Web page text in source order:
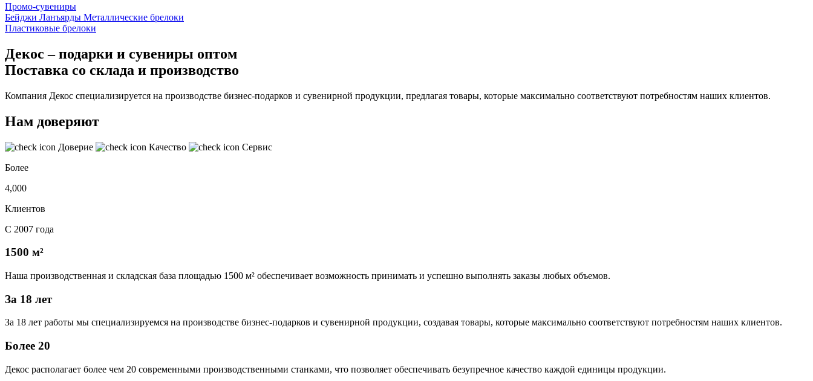
Промо-сувениры
Бейджи Ланъярды Металлические брелоки
Пластиковые брелоки
Декос – подарки и сувениры оптом
Поставка со склада и производство
Компания Декос специализируется на производстве бизнес-подарков и сувенирной продукции, предлагая товары, которые максимально соответствуют потребностям наших клиентов.
Нам доверяют
Доверие Качество
Сервис
Более
4,000
Клиентов
С 2007 года
1500 м²
Наша производственная и складская база площадью 1500 м² обеспечивает возможность принимать и успешно выполнять заказы любых объемов.
За 18 лет
За 18 лет работы мы специализируемся на производстве бизнес-подарков и сувенирной продукции, создавая товары, которые максимально соответствуют потребностям наших клиентов.
Более 20
Декос располагает более чем 20 современными производственными станками, что позволяет обеспечивать безупречное качество каждой единицы продукции.